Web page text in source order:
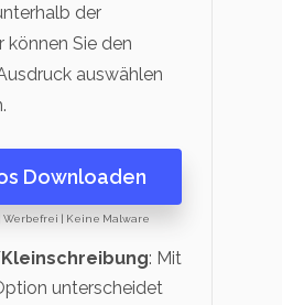
der
können Sie den
auswählen
Downloaden
| Werbefrei | Keine Malware
: Mit
unterscheidet